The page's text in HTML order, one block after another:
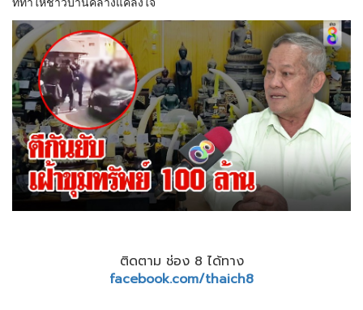
ที่ทำให้ชาวบ้านคลางแคลงใจ
ติดตาม ช่อง 8 ได้ทาง
facebook.com/thaich8